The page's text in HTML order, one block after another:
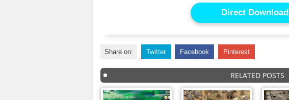
Direct Download
Share on: Twitter Facebook Pinterest
RELATED POSTS